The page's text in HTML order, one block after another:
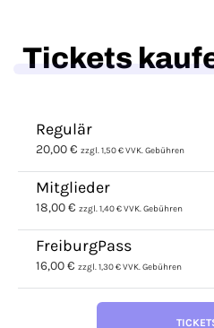
Tickets
Regulär
20,00 € zzgl. 1,50 € VVK. Gebühren
Mitglieder
18,00 € zzgl. 1,40 € VVK. Gebühren
FreiburgPass
16,00 € zzgl. 1,30 € VVK. Gebühren